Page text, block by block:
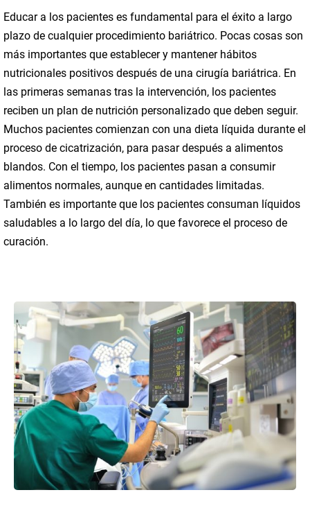
Educar a los pacientes es fundamental para el éxito a largo
plazo de cualquier procedimiento bariátrico. Pocas cosas son
más importantes que establecer y mantener hábitos
nutricionales positivos después de una cirugía bariátrica. En
las primeras semanas tras la intervención, los pacientes
reciben un plan de nutrición personalizado que deben seguir.
Muchos pacientes comienzan con una dieta líquida durante el
proceso de cicatrización, para pasar después a alimentos
blandos. Con el tiempo, los pacientes pasan a consumir
alimentos normales, aunque en cantidades limitadas.
También es importante que los pacientes consuman líquidos
saludables a lo largo del día, lo que favorece el proceso de
curación.